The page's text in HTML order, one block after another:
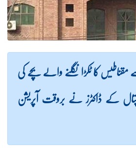
کا ٹکڑا نگلنے والے بچے کی
کے ڈاکٹرز نے بروقت آپریشن